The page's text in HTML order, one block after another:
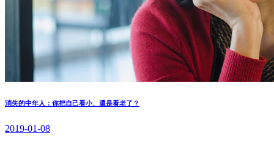
消失的中年人：你把自己看小、還是看老了？
2019-01-08